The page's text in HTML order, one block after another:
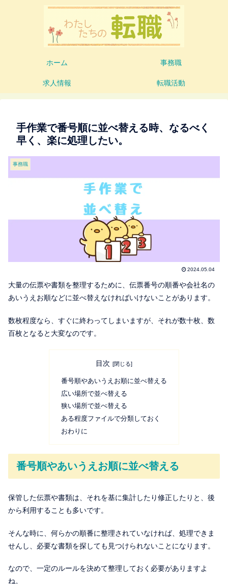
ホーム 事務職
求人情報 転職活動
手作業で番号順に並べ替える時、なるべく
早く、楽に処理したい。
事務職
2024.05.04
大量の伝票や書類を整理するために、伝票番号の順番や会社名の
あいうえお順などに並べ替えなければいけないことがあります。
数枚程度なら、すぐに終わってしまいますが、それが数十枚、数
百枚となると大変なのです。
目次
番号順やあいうえお順に並べ替える
広い場所で並べ替える
狭い場所で並べ替える
ある程度ファイルで分類しておく
おわりに
番号順やあいうえお順に並べ替える
保管した伝票や書類は、それを基に集計したり修正したりと、後
から利用することも多いです。
そんな時に、何らかの順番に整理されていなければ、処理できま
せんし、必要な書類を探しても見つけられないことになります。
なので、一定のルールを決めて整理しておく必要がありますよ
ね。